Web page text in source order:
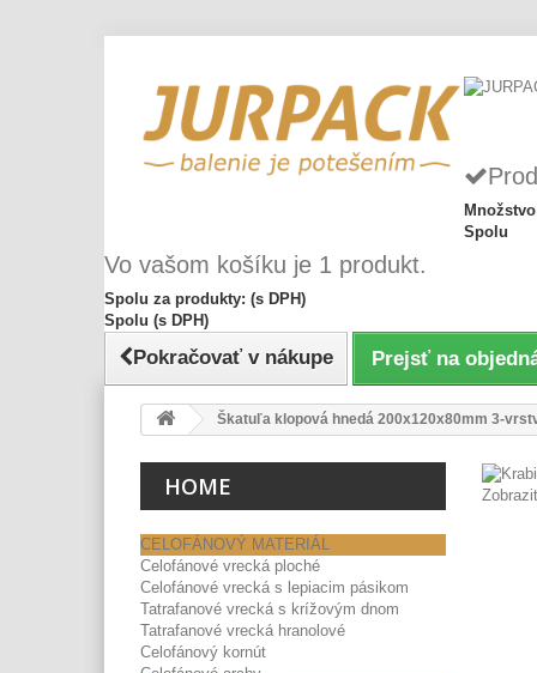
Množstvo
Spolu
Vo vašom košíku je 1 produkt.
Spolu za produkty: (s DPH)
Spolu (s DPH)
Pokračovať v nákupe Prejsť na
Škatuľa klopová hnedá 200x120x80mm 3-
HOME
CELOFÁNOVÝ MATERIÁL
Celofánové vrecká ploché
Celofánové vrecká s lepiacim pásikom
Tatrafanové vrecká s krížovým dnom
Tatrafanové vrecká hranolové
Celofánový kornút